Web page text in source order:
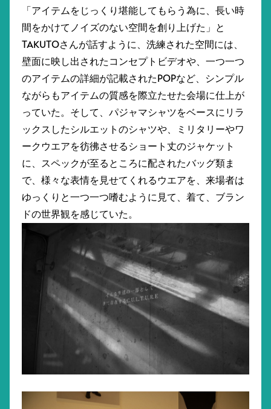
「アイテムをじっくり堪能してもらう為に、長い時
間をかけてノイズのない空間を創り上げた」と
TAKUTOさんが話すように、洗練された空間には、
壁面に映し出されたコンセプトビデオや、一つ一つ
のアイテムの詳細が記載されたPOPなど、シンプル
ながらもアイテムの質感を際立たせた会場に仕上が
っていた。そして、パジャマシャツをベースにリラ
ックスしたシルエットのシャツや、ミリタリーやワ
ークウエアを彷彿させるショート丈のジャケット
に、スペックが至るところに配されたバッグ類ま
で、様々な表情を見せてくれるウエアを、来場者は
ゆっくりと一つ一つ嗜むように見て、着て、ブラン
ドの世界観を感じていた。